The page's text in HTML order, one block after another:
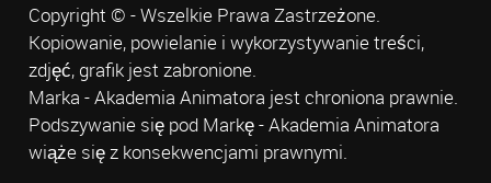
Copyright © - Wszelkie Prawa Zastrzeżone.
Kopiowanie, powielanie i wykorzystywanie treści,
zdjęć, grafik jest zabronione.
Marka - Akademia Animatora jest chroniona prawnie.
Podszywanie się pod Markę - Akademia Animatora
wiąże się z konsekwencjami prawnymi.